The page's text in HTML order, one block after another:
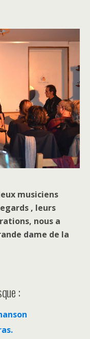
musiciens
, leurs
nous a
dame de la
: